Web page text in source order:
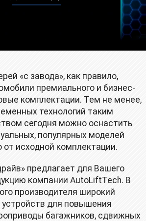
«с завода», как правило,
премиального и бизнес-
комплектации. Тем не менее,
технологий таким
сегодня можно оснастить
популярных моделей
от исходной комплектации.
предлагает для Вашего
компании AutoLiftTech. В
производителя широкий
для повышения
багажников, сдвижных